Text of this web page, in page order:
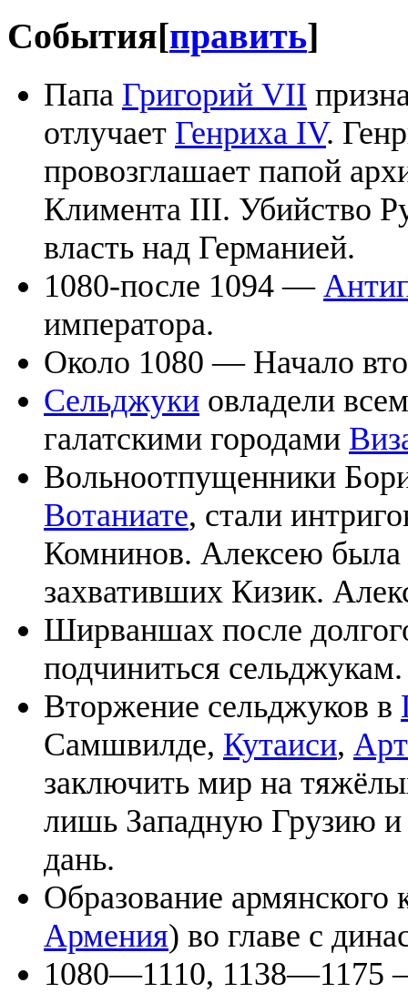
События[править]
Папа Григорий VII
отлучает Генриха IV.
провозглашает папой
Климента III. Убийство
власть над Германией.
1080-после 1094 —
императора.
Около 1080 — Начало
Сельджуки овладели
галатскими городами
Вольноотпущенники
Вотаниате, стали
Комнинов. Алексею была
захвативших Кизик.
Ширваншах после
подчиниться сельджукам.
Вторжение сельджуков в
Самшвилде, Кутаиси,
заключить мир на
лишь Западную Грузию
дань.
Образование
Армения) во главе с
1080—1110, 1138—1175